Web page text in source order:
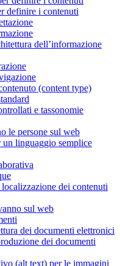
definire i contenuti
dell’informazione
(content type)
e tassonomie
le persone sul web
linguaggio semplice
dei contenuti
sul web
dei documenti elettronici
dei documenti
(alt text) per le immagini